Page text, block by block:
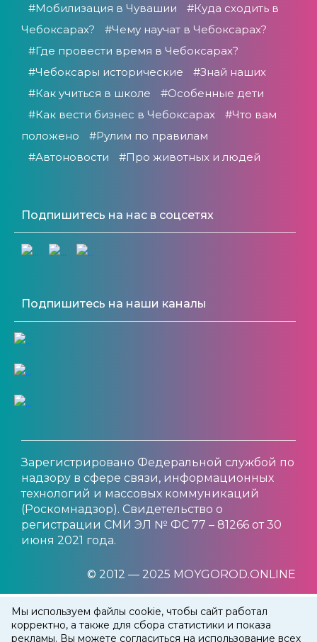
Мы используем файлы cookie, чтобы сайт работал
корректно, а также для сбора статистики и показа
рекламы. Вы можете согласиться на использование всех
#Мобилизация в Чувашии
#Куда сходить в
Чебоксарах?
#Чему научат в Чебоксарах?
#Где провести время в Чебоксарах?
#Чебоксары исторические
#Знай наших
#Как учиться в школе
#Особенные дети
#Как вести бизнес в Чебоксарах
#Что вам
положено
#Рулим по правилам
#Автоновости
#Про животных и людей
Подпишитесь на нас в соцсетях
Подпишитесь на наши каналы
Зарегистрировано Федеральной службой по
надзору в сфере связи, информационных
технологий и массовых коммуникаций
(Роскомнадзор). Свидетельство о
регистрации СМИ ЭЛ № ФС 77 – 81266 от 30
июня 2021 года.
© 2012 — 2025 MOYGOROD.ONLINE